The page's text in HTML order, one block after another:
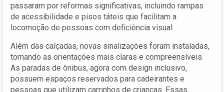
passaram por reformas significativas, incluindo rampas
de acessibilidade e pisos táteis que facilitam a
locomoção de pessoas com deficiência visual.
Além das calçadas, novas sinalizações foram instaladas,
tornando as orientações mais claras e compreensíveis.
As paradas de ônibus, agora com design inclusivo,
possuem espaços reservados para cadeirantes e
pessoas que utilizam carrinhos de crianças. Essas